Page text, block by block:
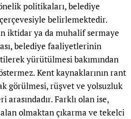
politikaları, belediye
belirlemektedir.
iktidar ya da muhalif sermaye
belediye faaliyetlerinin
yürütülmesi bakımından
Kent kaynaklarının rant
görülmesi, rüşvet ve yolsuzluk
Farklı olan ise,
olmaktan çıkarma ve tekelci